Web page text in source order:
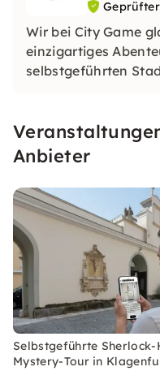
Wir bei City Game
einzigartiges
selbstgeführten
entdecke versteckte
Neues, während du
Anbieter
Selbstgeführte Sherlock-
Mystery-Tour in